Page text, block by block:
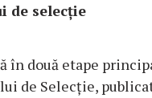
de selecție
în două etape
de Selecție,